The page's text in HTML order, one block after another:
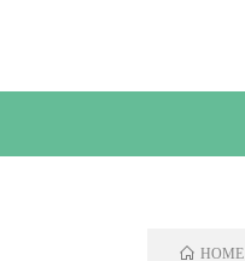
HOME